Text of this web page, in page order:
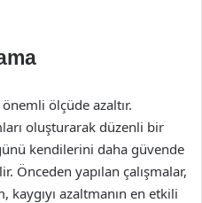
önemli ölçüde azaltır.
oluşturarak düzenli bir
kendilerini daha güvende
Önceden yapılan çalışmalar,
kaygıyı azaltmanın en etkili